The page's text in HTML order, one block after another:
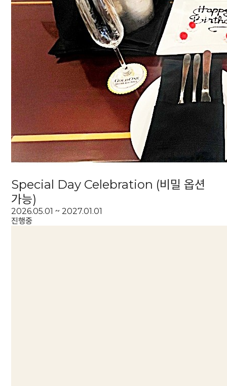
Special Day Celebration (비밀 옵션
가능)
2026.05.01 ~ 2027.01.01
진행중